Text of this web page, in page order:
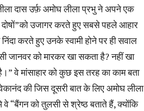
दास उर्फ़ अमोघ लीला प्रभु ने अपने एक
दोषों”को उजागर करते हुए सबसे पहले आहार
करते हुए उनके स्वामी होने पर ही सवाल
जानवर को मारकर खा सकता है? नहीं खा
वे मांसाहार को कुछ इस तरह का काम बता
की जिस दूसरी बात के लिए अमोघ लीला
“बैंगन को तुलसी से श्रेष्ठ बताते हैं, क्योंकि